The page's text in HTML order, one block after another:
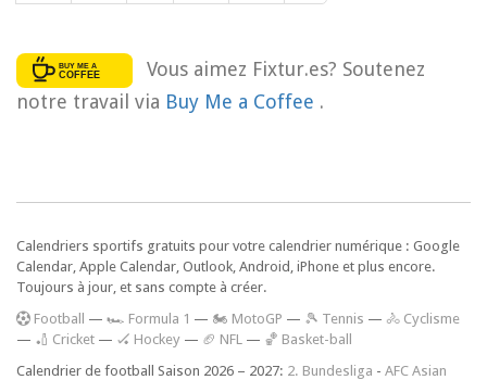
Vous aimez Fixtur.es? Soutenez
notre travail via Buy Me a Coffee .
Calendriers sportifs gratuits pour votre calendrier numérique : Google
Calendar, Apple Calendar, Outlook, Android, iPhone et plus encore.
Toujours à jour, et sans compte à créer.
Football — 🏎️ Formula 1 — 🏍 MotoGP — 🎾 Tennis — 🚴 Cyclisme
— 🏏 Cricket — 🏑 Hockey — 🏈 NFL — 🏀 Basket-ball
Calendrier de football Saison 2026 – 2027: 2. Bundesliga - AFC Asian